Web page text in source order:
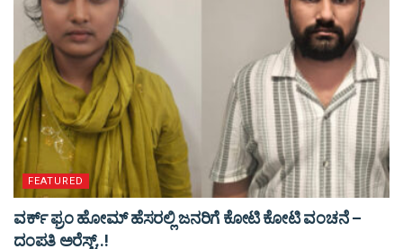
FEATURED
ವರ್ಕ್ ಫ್ರಂ ಹೋಮ್ ಹೆಸರಲ್ಲಿ ಜನರಿಗೆ ಕೋಟಿ ಕೋಟಿ ವಂಚನೆ –
ದಂಪತಿ ಅರೆಸ್ಟ್..!